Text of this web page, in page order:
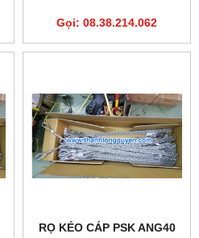
Gọi: 08.38.214.062
RỌ KÉO CÁP PSK ANG40